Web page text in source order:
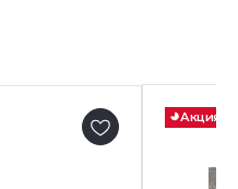
Акция